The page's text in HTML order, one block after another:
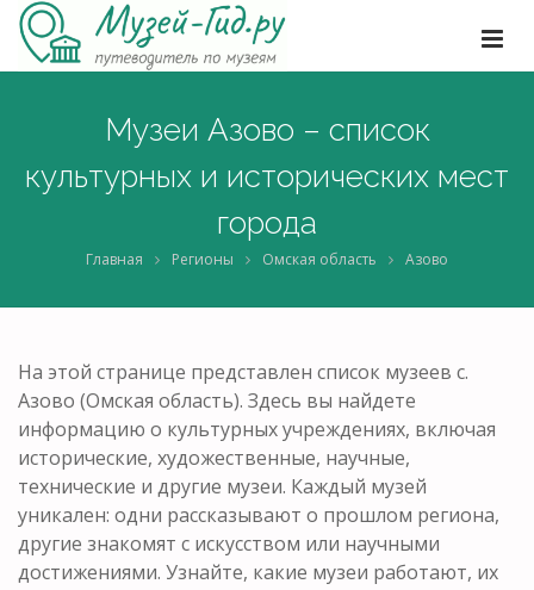
Музеи Азово – список
культурных и исторических мест
города
Главная Регионы Омская область Азово
На этой странице представлен список музеев с.
Азово (Омская область). Здесь вы найдете
информацию о культурных учреждениях, включая
исторические, художественные, научные,
технические и другие музеи. Каждый музей
уникален: одни рассказывают о прошлом региона,
другие знакомят с искусством или научными
достижениями. Узнайте, какие музеи работают, их